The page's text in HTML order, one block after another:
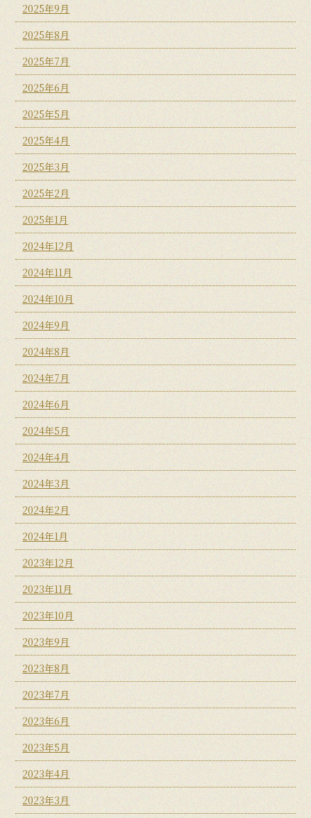
2025年9月
2025年8月
2025年7月
2025年6月
2025年5月
2025年4月
2025年3月
2025年2月
2025年1月
2024年12月
2024年11月
2024年10月
2024年9月
2024年8月
2024年7月
2024年6月
2024年5月
2024年4月
2024年3月
2024年2月
2024年1月
2023年12月
2023年11月
2023年10月
2023年9月
2023年8月
2023年7月
2023年6月
2023年5月
2023年4月
2023年3月